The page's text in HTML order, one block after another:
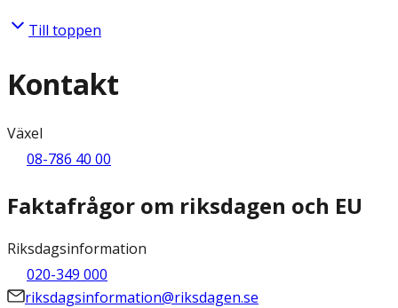
Till toppen
Kontakt
Växel
08-786 40 00
Faktafrågor om riksdagen och EU
Riksdagsinformation
020-349 000
riksdagsinformation@riksdagen.se